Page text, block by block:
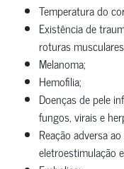
Temperatura do
Existência de
roturas
Melanoma;
Hemofilia;
Doenças de pele
fungos, virais e
Reação adversa
eletroestimulação